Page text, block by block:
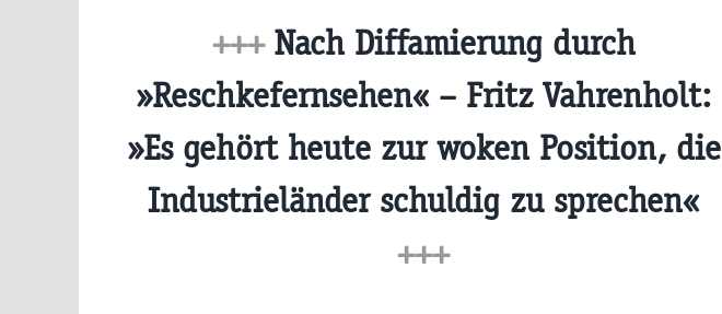
+++Nach Diffamierung durch
»Reschkefernsehen« – Fritz Vahrenholt:
»Es gehört heute zur woken Position, die
Industrieländer schuldig zu sprechen«
+++